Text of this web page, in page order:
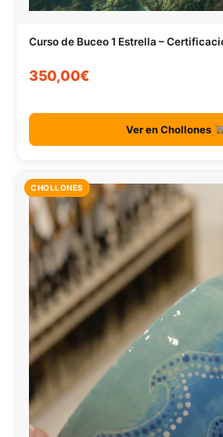
Curso de Buceo 1 Estrella –
350,00€
Ver en Chollones
CHOLLONES